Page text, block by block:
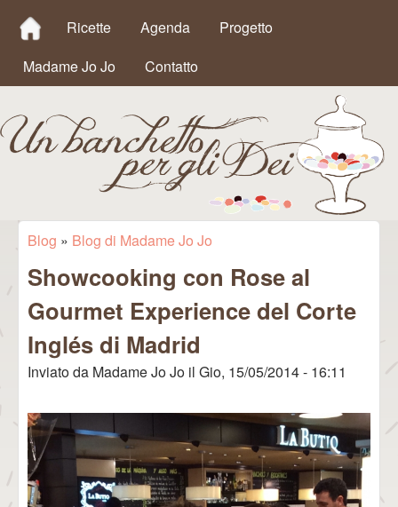
MAIN MENU
Ricette Agenda
Progetto
Madame Jo Jo
Contatto
Un
Banchetto
per gli Dei
Tu sei qui
Blog » Blog di Madame Jo Jo
Showcooking con Rose al
Gourmet Experience del Corte
Inglés di Madrid
Inviato da Madame Jo Jo il Gio, 15/05/2014 - 16:11